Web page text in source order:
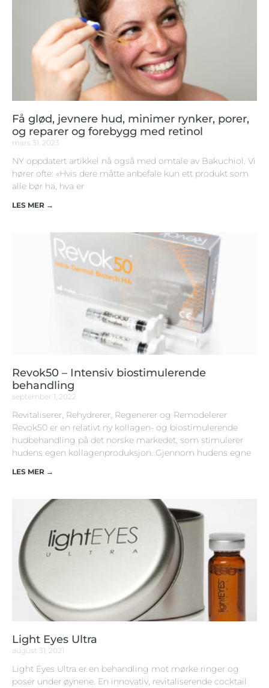
Få glød, jevnere hud, minimer rynker, porer,
og reparer og forebygg med retinol
mars 31, 2023
NY oppdatert artikkel nå også med omtale av Bakuchiol. Vi
hører ofte: «Hvis dere måtte anbefale kun ett produkt som
alle bør ha, hva er
LES MER →
Revok50 – Intensiv biostimulerende
behandling
september 1, 2022
Revitaliserer, Rehydrerer, Regenerer og Remodelerer
Revok50 er en relativt ny kollagen- og biostimulerende
hudbehandling på det norske markedet, som stimulerer
hudens egen kollagenproduksjon. Gjennom hudens egne
LES MER →
Light Eyes Ultra
august 31, 2021
Light Eyes Ultra er en behandling mot mørke ringer og
poser under øynene. En innovativ, revitaliserende cocktail